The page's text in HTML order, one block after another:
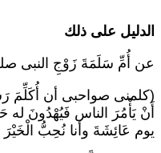
على ذلك
أُمِّ سَلَمَةَ زَوْجِ النبى
صواحبى أن أُكَلِّمَ
يَأْمُرَ الناس فَيُهْدُونَ له
عَائِشَةَ وأنا نُحِبُّ الْخَيْرَ